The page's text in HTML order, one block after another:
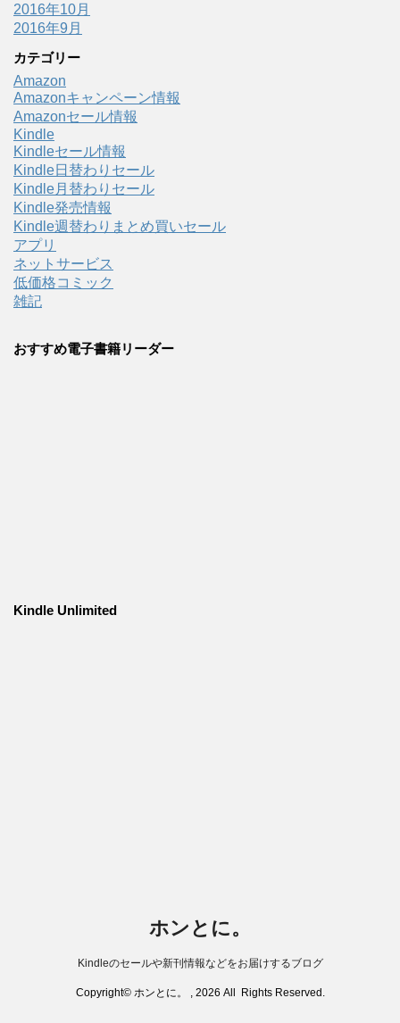
2016年10月
2016年9月
カテゴリー
Amazon
Amazonキャンペーン情報
Amazonセール情報
Kindle
Kindleセール情報
Kindle日替わりセール
Kindle月替わりセール
Kindle発売情報
Kindle週替わりまとめ買いセール
アプリ
ネットサービス
低価格コミック
雑記
おすすめ電子書籍リーダー
Kindle Unlimited
ホンとに。
Kindleのセールや新刊情報などをお届けするブログ
Copyright© ホンとに。 , 2026 All Rights Reserved.